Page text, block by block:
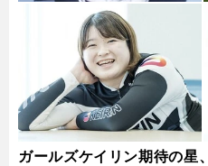
ガールズケイリン期待の